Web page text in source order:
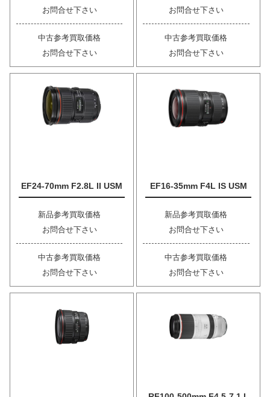
お問合せ下さい
中古参考買取価格
お問合せ下さい
お問合せ下さい
中古参考買取価格
お問合せ下さい
EF24-70mm F2.8L II USM
新品参考買取価格
お問合せ下さい
中古参考買取価格
お問合せ下さい
EF16-35mm F4L IS USM
新品参考買取価格
お問合せ下さい
中古参考買取価格
お問合せ下さい